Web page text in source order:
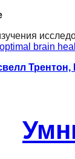
brain
Трентон,